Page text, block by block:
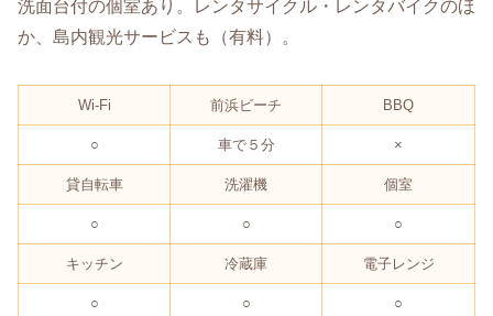
洗面台付の個室あり。レンタサイクル・レンタバイクのほ
か、島内観光サービスも（有料）。
Wi-Fi 前浜ビーチ BBQ
○ 車で５分 ×
貸自転車 洗濯機 個室
○ ○ ○
キッチン 冷蔵庫 電子レンジ
○ ○ ○